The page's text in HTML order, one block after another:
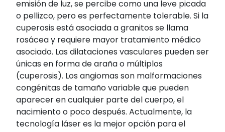
emisión de luz, se percibe como una leve picada
o pellizco, pero es perfectamente tolerable. Si la
cuperosis está asociada a granitos se llama
rosácea y requiere mayor tratamiento médico
asociado. Las dilataciones vasculares pueden ser
únicas en forma de araña o múltiplos
(cuperosis). Los angiomas son malformaciones
congénitas de tamaño variable que pueden
aparecer en cualquier parte del cuerpo, el
nacimiento o poco después. Actualmente, la
tecnología láser es la mejor opción para el